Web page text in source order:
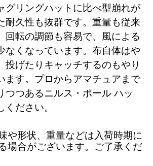
グリングハットに比べ型崩れが
耐久性も抜群です。重量も従来
回転の調節も容易で、風による
なくなっています。布自体はや
投げたりキャッチするのもやり
ます。プロからアマチュアまで
つつあるニルス・ポール ハッ
ください。
や形状、重量などは入荷時期に
場合がございます。ご了承くだ